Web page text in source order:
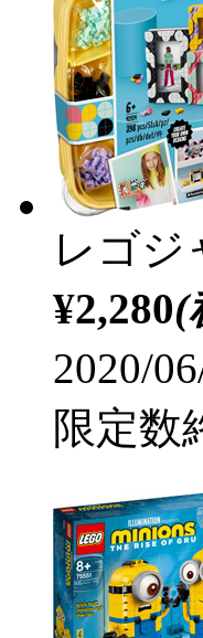
レゴジ
¥2,280(
2020/
限定数